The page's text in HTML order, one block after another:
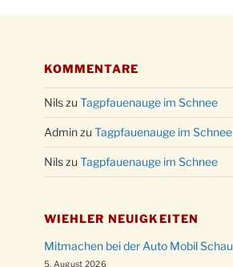
KOMMENTARE
Nilszu Tagpfauenauge im Schnee
Adminzu Tagpfauenauge im Schnee
Nilszu Tagpfauenauge im Schnee
WIEHLER NEUIGKEITEN
Mitmachen bei der Auto Mobil Schau
5. August 2026